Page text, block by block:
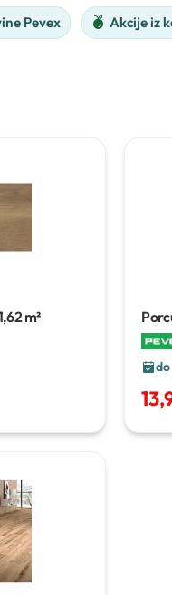
Pevex Akcije iz
m²